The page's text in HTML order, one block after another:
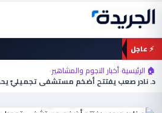
تخطي
المحتوى
⚡ عاجل
🏠 الرئيسية›أخبار النجوم والمشاهير›
د. نادر صعب يفتتح أضخم مستشفى تجميليّ
أخبار النجوم والمشاهير
د. نادر صعب يفتتح أضخم